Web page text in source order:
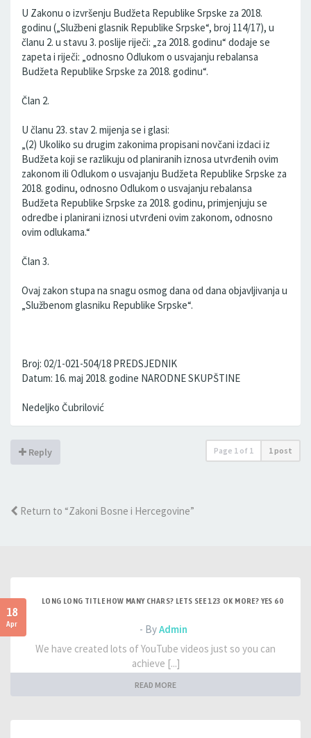
U Zakonu o izvršenju Budžeta Republike Srpske za 2018.
godinu („Službeni glasnik Republike Srpske“, broj 114/17), u
članu 2. u stavu 3. poslije riječi: „za 2018. godinu“ dodaje se
zapeta i riječi: „odnosno Odlukom o usvajanju rebalansa
Budžeta Republike Srpske za 2018. godinu“.
Član 2.
U članu 23. stav 2. mijenja se i glasi:
„(2) Ukoliko su drugim zakonima propisani novčani izdaci iz
Budžeta koji se razlikuju od planiranih iznosa utvrđenih ovim
zakonom ili Odlukom o usvajanju Budžeta Republike Srpske za
2018. godinu, odnosno Odlukom o usvajanju rebalansa
Budžeta Republike Srpske za 2018. godinu, primjenjuju se
odredbe i planirani iznosi utvrđeni ovim zakonom, odnosno
ovim odlukama.“
Član 3.
Ovaj zakon stupa na snagu osmog dana od dana objavljivanja u
„Službenom glasniku Republike Srpske“.
Broj: 02/1-021-504/18 PREDSJEDNIK
Datum: 16. maj 2018. godine NARODNE SKUPŠTINE
Nedeljko Čubrilović
Reply Page 1 of 1 1 post
Return to “Zakoni Bosne i Hercegovine”
18
Apr
LONG LONG TITLE HOW MANY CHARS? LETS SEE 123 OK MORE? YES 60
- ByAdmin
We have created lots of YouTube videos just so you can
achieve [...]
READ MORE